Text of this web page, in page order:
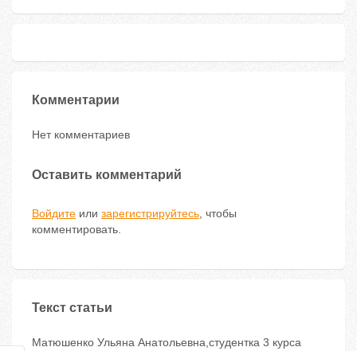
Комментарии
Нет комментариев
Оставить комментарий
Войдите или зарегистрируйтесь, чтобы
комментировать.
Текст статьи
Матюшенко Ульяна Анатольевна,студентка 3 курса